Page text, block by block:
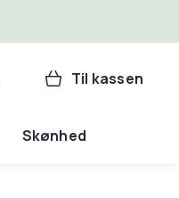
Til kassen
Skønhed